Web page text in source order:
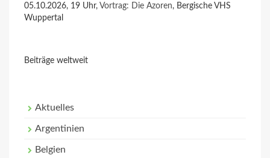
05.10.2026, 19 Uhr, Vortrag: Die Azoren, Bergische VHS
Wuppertal
Beiträge weltweit
Aktuelles
Argentinien
Belgien